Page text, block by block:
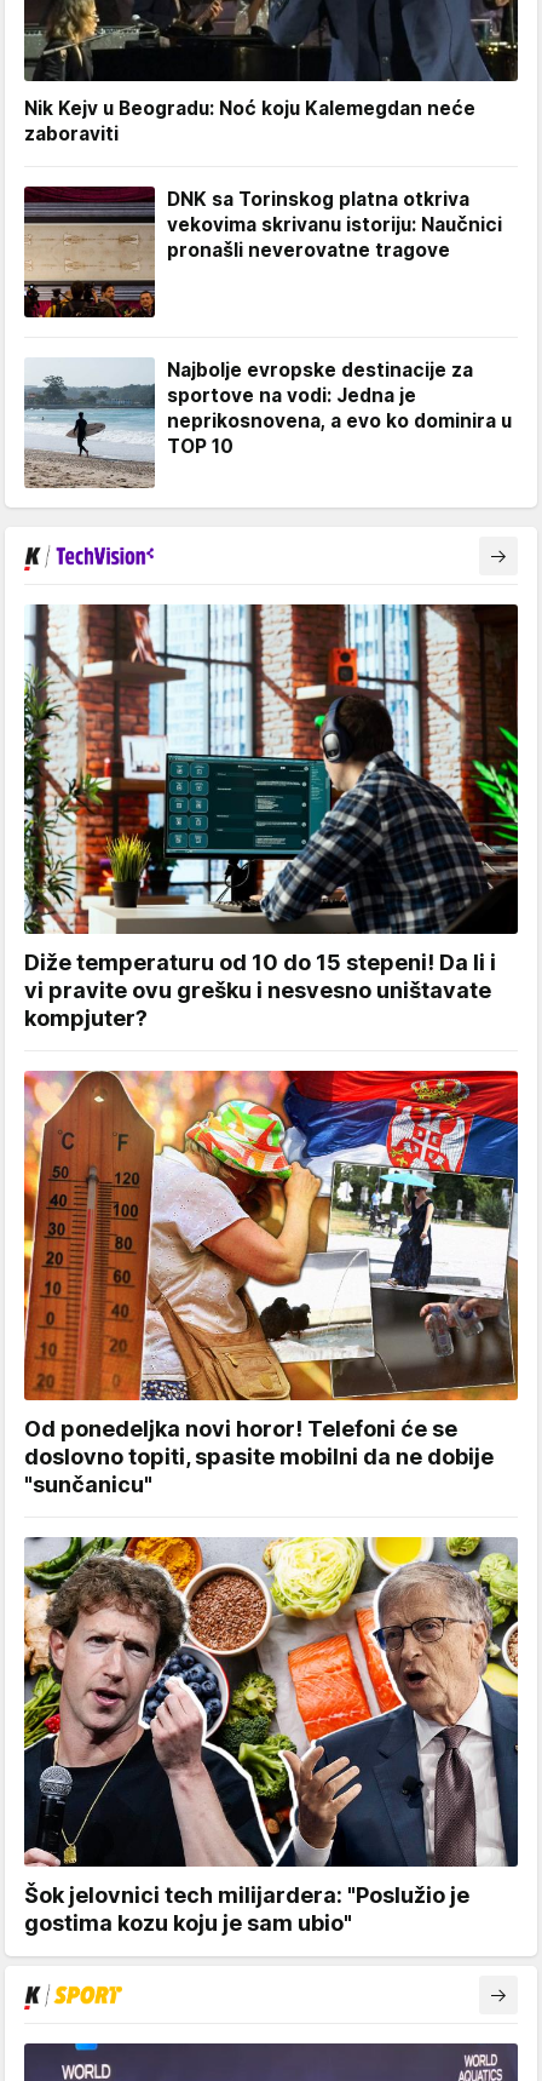
Nik Kejv u Beogradu: Noć koju Kalemegdan neće
zaboraviti
DNK sa Torinskog platna otkriva
vekovima skrivanu istoriju: Naučnici
pronašli neverovatne tragove
Najbolje evropske destinacije za
sportove na vodi: Jedna je
neprikosnovena, a evo ko dominira u
TOP 10
Diže temperaturu od 10 do 15 stepeni! Da li i
vi pravite ovu grešku i nesvesno uništavate
kompjuter?
Od ponedeljka novi horor! Telefoni će se
doslovno topiti, spasite mobilni da ne dobije
"sunčanicu"
Šok jelovnici tech milijardera: "Poslužio je
gostima kozu koju je sam ubio"